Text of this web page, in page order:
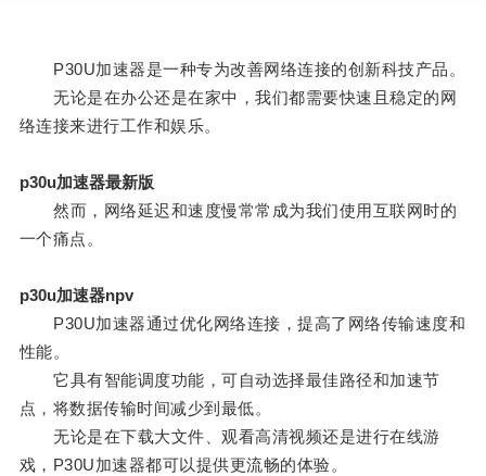
P30U加速器是一种专为改善网络连接的创新科技产品。
无论是在办公还是在家中，我们都需要快速且稳定的网
络连接来进行工作和娱乐。
p30u加速器最新版
然而，网络延迟和速度慢常常成为我们使用互联网时的
一个痛点。
p30u加速器npv
P30U加速器通过优化网络连接，提高了网络传输速度和
性能。
它具有智能调度功能，可自动选择最佳路径和加速节
点，将数据传输时间减少到最低。
无论是在下载大文件、观看高清视频还是进行在线游
戏，P30U加速器都可以提供更流畅的体验。